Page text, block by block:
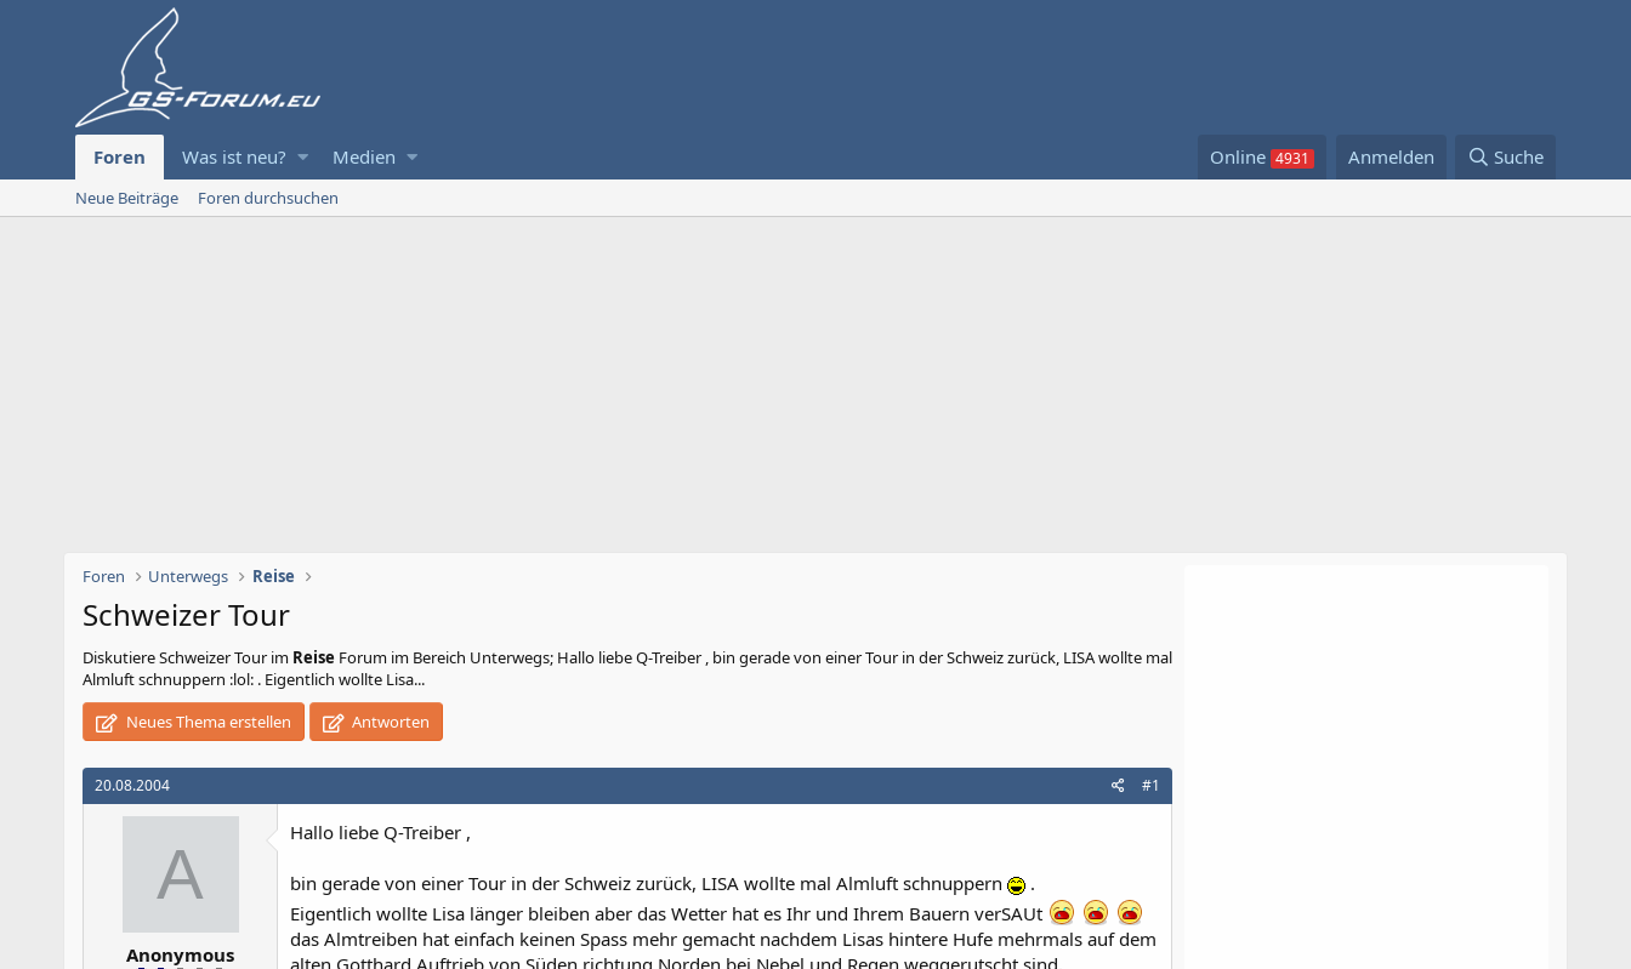
Foren Was ist neu? Medien Online Anmelden Suche
Neue Beiträge Foren durchsuchen
Foren Unterwegs Reise
Schweizer Tour
DiskutiereSchweizer Tour im Reise Forum im Bereich Unterwegs; Hallo liebe Q-Treiber , bin gerade von einer Tour in der Schweiz zurück, LISA wollte mal
Almluft schnuppern :lol: . Eigentlich wollte Lisa...
Neues Thema erstellen
Antworten
20.08.2004 #1
A
Anonymous
Hallo liebe Q-Treiber ,
bin gerade von einer Tour in der Schweiz zurück, LISA wollte mal Almluft schnuppern
.
Eigentlich wollte Lisa länger bleiben aber das Wetter hat es Ihr und Ihrem Bauern verSAUt
das Almtreiben hat einfach keinen Spass mehr gemacht nachdem Lisas hintere Hufe mehrmals auf dem
alten Gotthard Auftrieb von Süden richtung Norden bei Nebel und Regen weggerutscht sind.